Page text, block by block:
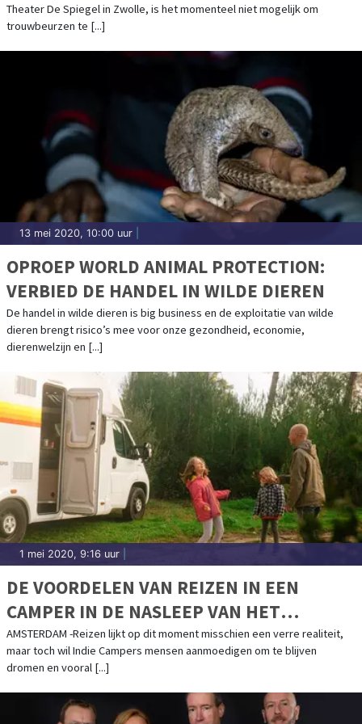
Theater De Spiegel in Zwolle, is het momenteel niet mogelijk om
trouwbeurzen te [...]
13 mei 2020, 10:00 uur
OPROEP WORLD ANIMAL PROTECTION:
VERBIED DE HANDEL IN WILDE DIEREN
De handel in wilde dieren is big business en de exploitatie van wilde
dieren brengt risico’s mee voor onze gezondheid, economie,
dierenwelzijn en [...]
1 mei 2020, 9:16 uur
DE VOORDELEN VAN REIZEN IN EEN
CAMPER IN DE NASLEEP VAN HET
CORONAVIRUS
AMSTERDAM -Reizen lijkt op dit moment misschien een verre realiteit,
maar toch wil Indie Campers mensen aanmoedigen om te blijven
dromen en vooral [...]